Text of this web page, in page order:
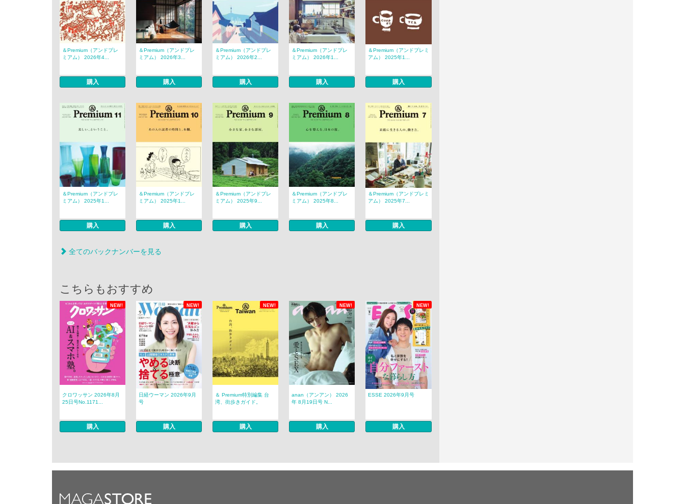
＆Premium（アンドプレ
ミアム） 2026年4...
購入
＆Premium（アンドプレ
ミアム） 2026年3...
購入
＆Premium（アンドプレ
ミアム） 2026年2...
購入
＆Premium（アンドプレ
ミアム） 2026年1...
購入
＆Premium（アンドプレミ
アム） 2025年1...
購入
＆Premium（アンドプレ
ミアム） 2025年1...
購入
＆Premium（アンドプレ
ミアム） 2025年1...
購入
＆Premium（アンドプレ
ミアム） 2025年9...
購入
＆Premium（アンドプレ
ミアム） 2025年8...
購入
＆Premium（アンドプレミ
アム） 2025年7...
購入
全てのバックナンバーを見る
こちらもおすすめ
NEW! NEW! NEW! NEW! NEW!
クロワッサン 2026年8月
25日号No.1171...
購入
日経ウーマン 2026年9月
号
購入
＆ Premium特別編集 台
湾、街歩きガイド。
購入
anan（アンアン） 2026
年 8月19日号 N...
購入
ESSE 2026年9月号
購入